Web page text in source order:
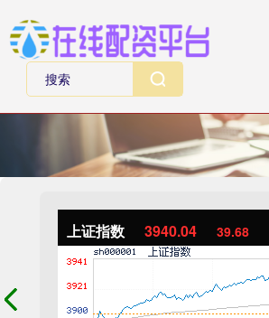
上证指数 3940.04 39.68